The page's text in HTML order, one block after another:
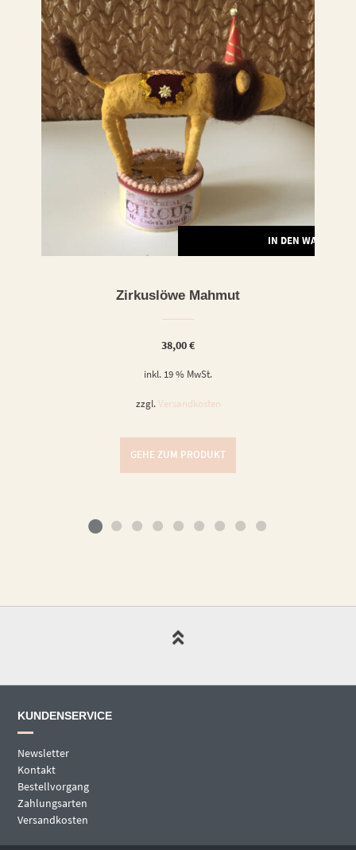
IN DEN
Zirkuslöwe Mahmut
38,00€
inkl. 19 % MwSt.
zzgl. Versandkosten
GEHE ZUM PRODUKT
KUNDENSERVICE
Newsletter
Kontakt
Bestellvorgang
Zahlungsarten
Versandkosten